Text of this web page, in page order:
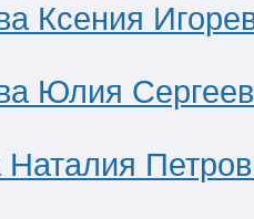
Ксения
Юлия
Наталия